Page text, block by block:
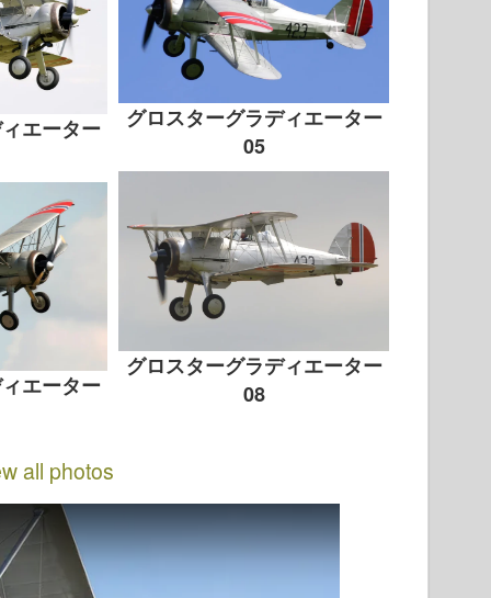
グロスターグラディエーター
05
エーター
グロスターグラディエーター
08
エーター
all photos